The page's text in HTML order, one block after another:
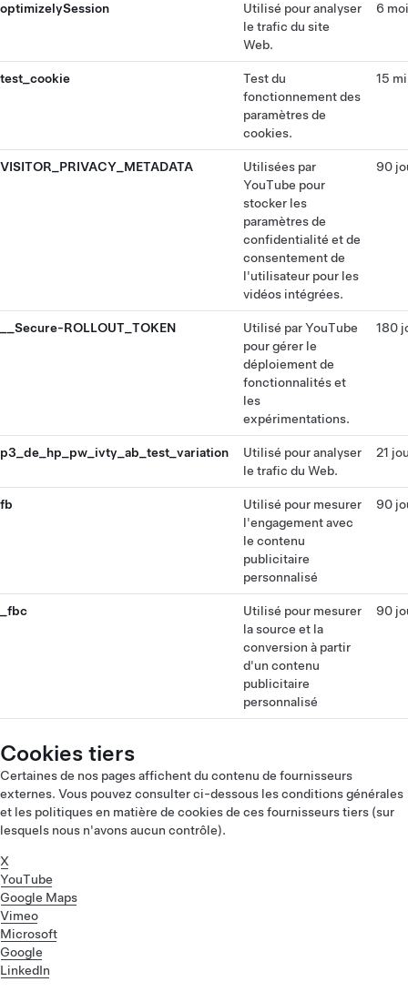
optimizelySession
Utilisé pour analyser
le trafic du site
Web.
6
test_cookie
Test du
fonctionnement des
paramètres de
cookies.
15
VISITOR_PRIVACY_METADATA
Utilisées par
YouTube pour
stocker les
paramètres de
confidentialité et de
consentement de
l'utilisateur pour les
vidéos intégrées.
90
__Secure-ROLLOUT_TOKEN
Utilisé par YouTube
pour gérer le
déploiement de
fonctionnalités et
les
expérimentations.
180
p3_de_hp_pw_ivty_ab_test_variation
Utilisé pour analyser
le trafic du Web.
21
fb
Utilisé pour mesurer
l'engagement avec
le contenu
publicitaire
personnalisé
90
_fbc
Utilisé pour mesurer
la source et la
conversion à partir
d'un contenu
publicitaire
personnalisé
90
Cookies tiers
Certaines de nos pages affichent du contenu de fournisseurs
externes. Vous pouvez consulter ci-dessous les conditions générales
et les politiques en matière de cookies de ces fournisseurs tiers (sur
lesquels nous n'avons aucun contrôle).
X
YouTube
Google Maps
Vimeo
Microsoft
Google
LinkedIn